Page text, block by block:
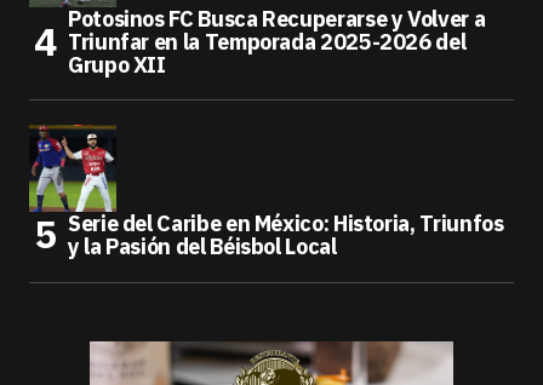
Potosinos FC Busca Recuperarse y Volver a
Triunfar en la Temporada 2025-2026 del
Grupo XII
Serie del Caribe en México: Historia, Triunfos
y la Pasión del Béisbol Local